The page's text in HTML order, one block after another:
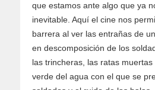
que estamos ante algo que ya
inevitable. Aquí el cine nos
barrera al ver las entrañas de
en descomposición de los
las trincheras, las ratas
verde del agua con el que se